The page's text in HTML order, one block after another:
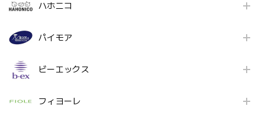
ハホニコ
パイモア
ビーエックス
フィヨーレ